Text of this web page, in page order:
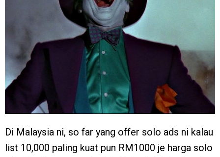
Di Malaysia ni, so far yang offer solo ads ni kalau
list 10,000 paling kuat pun RM1000 je harga solo